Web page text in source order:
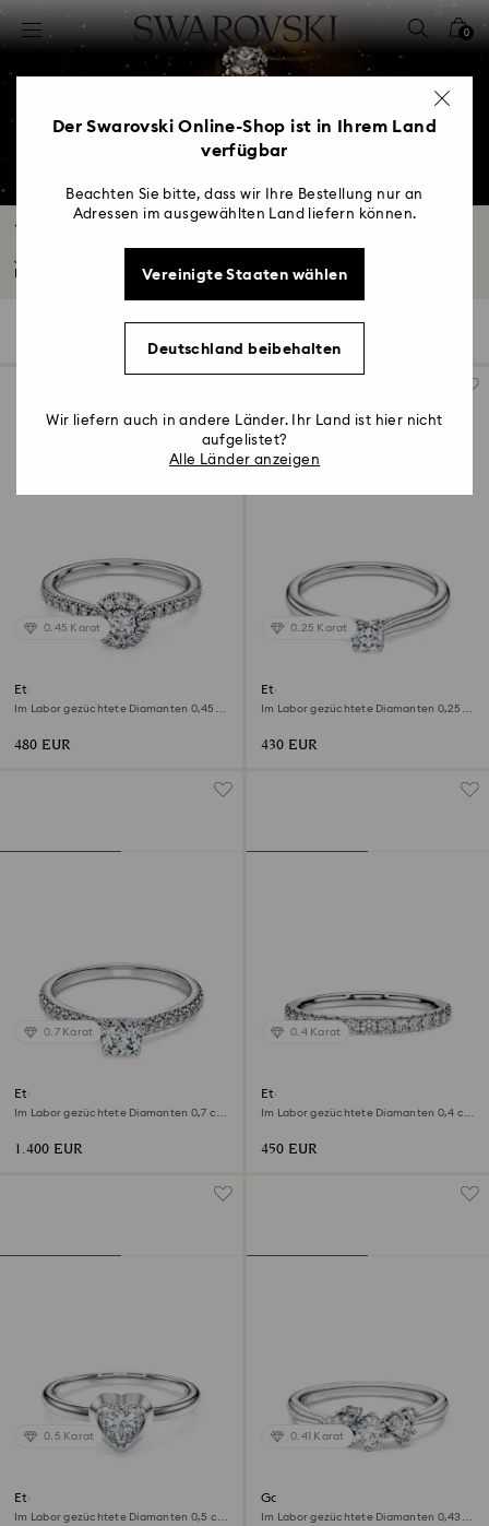
Liste Tastaturkürzel
2 - Footer
4 - Suchergebnisse
0
Verlobungsringe und Promiseringe
Jede Liebesgeschichte verdient es, mit einem schönen und bedeutungsvollen
0.45 Karat
Eternity Strahlenkranz-
Solitärring
Im Labor gezüchtete Diamanten 0,45
480 EUR
0.25 Karat
Eternity Solitärring
Im Labor gezüchtete Diamanten 0,25
430 EUR
0.7 Karat
Eternity Solitärring
Im Labor gezüchtete Diamanten 0,7 ct
1.400 EUR
0.4 Karat
Eternity Bandring
Im Labor gezüchtete Diamanten 0,4 ct
450 EUR
0.5 Karat
Eternity Solitärring
Im Labor gezüchtete Diamanten 0,5 ct
0.41 Karat
Galaxy Ring
Im Labor gezüchtete Diamanten 0,43
Der Swarovski Online-Shop ist in Ihrem Land
verfügbar
Beachten Sie bitte, dass wir Ihre Bestellung nur an
Adressen im ausgewählten Land liefern können.
Vereinigte Staaten wählen
Deutschland beibehalten
Wir liefern auch in andere Länder. Ihr Land ist hier nicht
aufgelistet?
Alle Länder anzeigen